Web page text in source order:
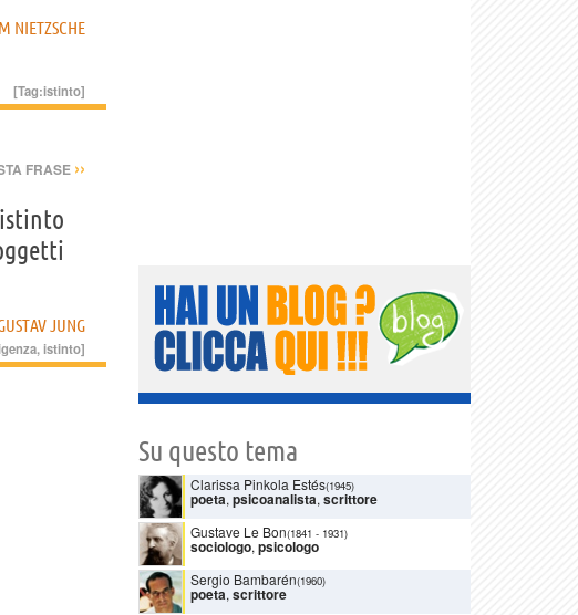
NIETZSCHE
[Tag:istinto]
FRASE ››
JUNG
,istinto]
Su questo tema
Clarissa Pinkola Estés(1945)
poeta, psicoanalista, scrittore
Gustave Le Bon(1841 - 1931)
sociologo, psicologo
Sergio Bambarén(1960)
poeta, scrittore